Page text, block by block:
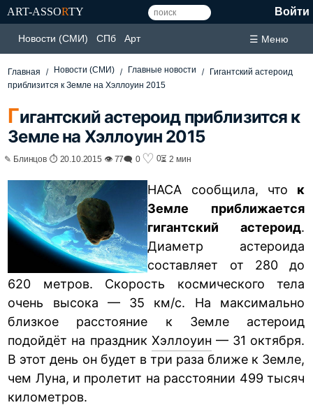
ART-ASSORTY Войти
Новости (СМИ) СПб Арт ☰ Меню
Главная Новости (СМИ) Главные новости
Гигантский астероид
приблизится к Земле на Хэллоуин 2015
Гигантский астероид приблизится к
Земле на Хэллоуин 2015
✎ Блинцов ⏱ 20.10.2015 👁 77🗨 0 ♡ 0⏳ 2 мин
НАСА сообщила, что к
Земле приближается
гигантский астероид.
Диаметр астероида
составляет от 280 до
620 метров. Скорость космического тела
очень высока — 35 км/с. На максимально
близкое расстояние к Земле астероид
подойдёт на праздник Хэллоуин — 31 октября.
В этот день он будет в три раза ближе к Земле,
чем Луна, и пролетит на расстоянии 499 тысяч
километров.